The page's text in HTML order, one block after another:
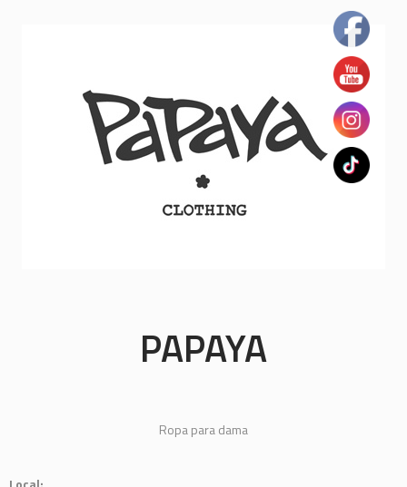
PAPAYA
Ropa para dama